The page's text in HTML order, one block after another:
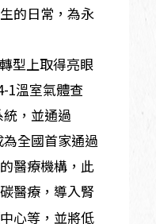
的日常，為永
型上取得亮眼
1溫室氣體查
，並通過
全國首家通過
醫療機構，此
醫療，導入腎
心等，並將低